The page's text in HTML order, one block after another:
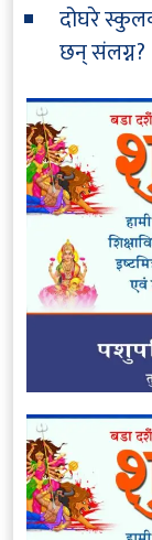
दोघरे
छन् संलग्न?